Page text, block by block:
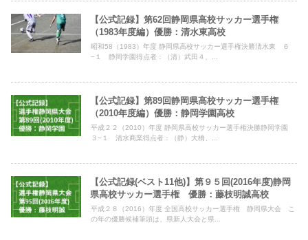
【公式記録】第62回静岡県高校サッカー選手権
（1983年度編）優勝：清水東高校
昭和58（1983）年度 静岡県高校サッカー選手権決勝清水東 ６
−１ 静岡学園得点者：（清）武田４、...
【公式記録】第89回静岡県高校サッカー選手権
（2010年度編）優勝：静岡学園高校
平成２２（2010）年度 静岡県高校サッカー選手権決勝静岡学園
３−１ 清水商業得点者：（静）大橋、...
【公式記録(ベスト11他)】第９５回(2016年度)静岡
県高校サッカー選手権 優勝：藤枝明誠高校
平成２８（2016）年度 全国高校サッカー選手権 静岡県大会 こ
の年の優勝候補筆頭は、県新人大会と県...